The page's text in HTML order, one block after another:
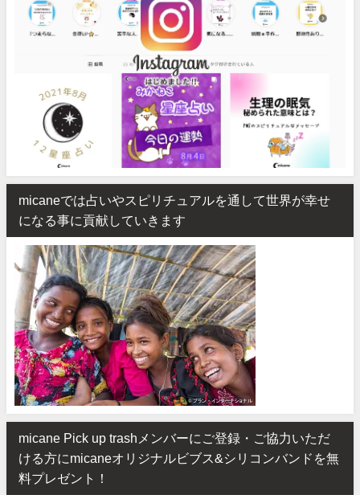
micaneでは占いやスピリチュアルを通して世界が幸せ
になる事に貢献していきます
micane Pick up trashメンバーにご登録・ご協力いただ
ける方にmicaneオリジナルビブス&シリコンバンドを無
料プレゼント！